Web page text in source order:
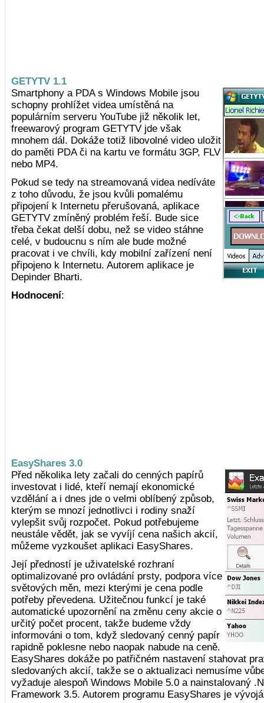
GETYTV 1.1
Smartphony a PDA s Windows Mobile jsou
schopny prohlížet videa umístěná na
populárním serveru YouTube již několik let,
freewarový program GETYTV jde však
mnohem dál. Dokáže totiž libovolné video uložit
do paměti PDA či na kartu ve formátu 3GP, FLV
nebo MP4.
Pokud se tedy na streamovaná videa nedíváte
z toho důvodu, že jsou kvůli pomalému
připojení k Internetu přerušovaná, aplikace
GETYTV zmíněný problém řeší. Bude sice
třeba čekat delší dobu, než se video stáhne
celé, v budoucnu s ním ale bude možné
pracovat i ve chvíli, kdy mobilní zařízení není
připojeno k Internetu. Autorem aplikace je
Depinder Bharti.
Hodnocení:
EasyShares 3.0
Před několika lety začali do cenných papírů
investovat i lidé, kteří nemají ekonomické
vzdělání a i dnes jde o velmi oblíbený způsob,
kterým se mnozí jednotlivci i rodiny snaží
vylepšit svůj rozpočet. Pokud potřebujeme
neustále vědět, jak se vyvíjí cena našich akcií,
můžeme vyzkoušet aplikaci EasyShares.
Její předností je uživatelské rozhraní
optimalizované pro ovládání prsty, podpora více
světových měn, mezi kterými je cena podle
potřeby převedena. Užitečnou funkcí je také
automatické upozornění na změnu ceny akcie o
určitý počet procent, takže budeme vždy
informováni o tom, když sledovaný cenný papír
rapidně poklesne nebo naopak nabude na ceně.
EasyShares dokáže po patřičném nastavení stahovat
sledovaných akcií, takže se o aktualizaci nemusíme
vyžaduje alespoň Windows Mobile 5.0 a nainstalovaný
Framework 3.5. Autorem programu EasyShares je